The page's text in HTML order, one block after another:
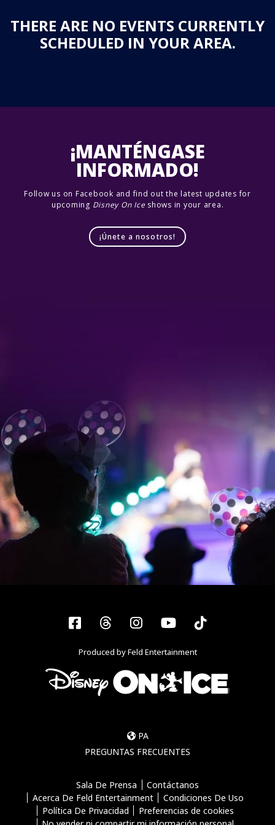
THERE ARE NO EVENTS CURRENTLY
SCHEDULED IN YOUR AREA.
¡MANTÉNGASE
INFORMADO!
Follow us on Facebook and find out the latest updates for
upcoming Disney On Iceshows in your area.
¡Únete a nosotros!
Facebook
ThreadsInstagram
YouTubeTiktok
Produced by Feld Entertainment
PA
PREGUNTAS FRECUENTES
Sala De Prensa
Contáctanos
Acerca De Feld Entertainment
Condiciones De Uso
Política De Privacidad
Preferencias de cookies